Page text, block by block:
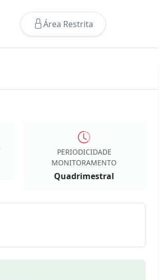
Área Restrita
PERIODICIDADE
MONITORAMENTO
Quadrimestral